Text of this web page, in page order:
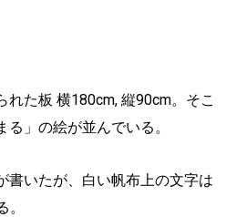
れた板 横180cm, 縦90cm。そこ
」の絵が並んでいる。
書いたが、白い帆布上の文字は